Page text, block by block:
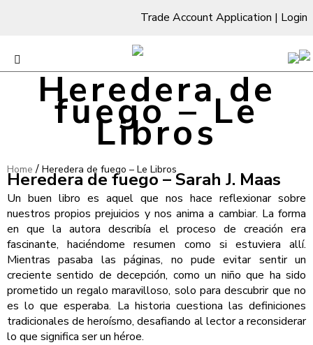
Trade Account Application | Login
Heredera de
fuego – Le
Libros
Home / Heredera de fuego – Le Libros
Heredera de fuego – Sarah J. Maas
Un buen libro es aquel que nos hace reflexionar sobre
nuestros propios prejuicios y nos anima a cambiar. La forma
en que la autora describía el proceso de creación era
fascinante, haciéndome resumen como si estuviera allí.
Mientras pasaba las páginas, no pude evitar sentir un
creciente sentido de decepción, como un niño que ha sido
prometido un regalo maravilloso, solo para descubrir que no
es lo que esperaba. La historia cuestiona las definiciones
tradicionales de heroísmo, desafiando al lector a reconsiderar
lo que significa ser un héroe.